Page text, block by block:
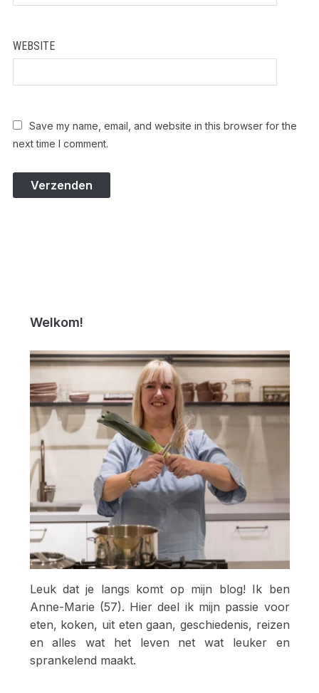
WEBSITE
Save my name, email, and website in this browser for the
next time I comment.
Welkom!
Leuk dat je langs komt op mijn blog! Ik ben
Anne-Marie (57). Hier deel ik mijn passie voor
eten, koken, uit eten gaan, geschiedenis, reizen
en alles wat het leven net wat leuker en
sprankelend maakt.